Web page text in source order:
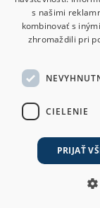
s našimi
kombinovať s
zhromaždili pri
CIELENIE
PRIJAŤ